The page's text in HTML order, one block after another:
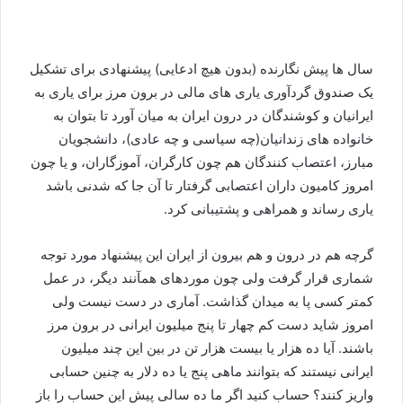
سال ها پیش نگارنده (بدون هیچ ادعایی) پیشنهادی برای تشکیل
یک صندوق گردآوری یاری های مالی در برون مرز برای یاری به
ایرانیان و کوشندگان در درون ایران به میان آورد تا بتوان به
خانواده های زندانیان(چه سیاسی و چه عادی)، دانشجویان
مبارز، اعتصاب کنندگان هم چون کارگران، آموزگاران، و یا چون
امروز کامیون داران اعتصابی گرفتار تا آن جا که شدنی باشد
یاری رساند و همراهی و پشتیبانی کرد.
گرچه هم در درون و هم بیرون از ایران این پیشنهاد مورد توجه
شماری قرار گرفت ولی چون موردهای همآنند دیگر، در عمل
کمتر کسی پا به میدان گذاشت. آماری در دست نیست ولی
امروز شاید دست کم چهار تا پنج میلیون ایرانی در برون مرز
باشند. آیا ده هزار یا بیست هزار تن در بین این چند میلیون
ایرانی نیستند که بتوانند ماهی پنج یا ده دلار به چنین حسابی
واریز کنند؟ حساب کنید اگر ما ده سالی پیش این حساب را باز